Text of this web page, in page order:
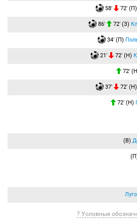
58′ 72′ (П)
86′ 72′ (З)
34′ (П)
21′ 72′ (Н)
72′
37′ 72′ (Н)
72′ (Н)
(В)
? Условные